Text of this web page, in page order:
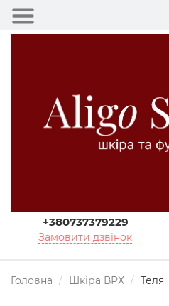
+380737379229
Замовити дзвінок
Головна Шкіра ВРХ Теля